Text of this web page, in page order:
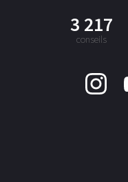
3 217
conseils